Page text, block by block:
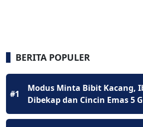
BERITA POPULER
#1
Modus Minta Bibit Kacang,
Dibekap dan Cincin Emas 5